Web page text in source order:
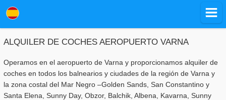
ALQUILER DE COCHES AEROPUERTO VARNA
Operamos en el aeropuerto de Varna y proporcionamos alquiler de
coches en todos los balnearios y ciudades de la región de Varna y
la zona costal del Mar Negro –Golden Sands, San Constantino y
Santa Elena, Sunny Day, Obzor, Balchik, Albena, Kavarna, Sunny